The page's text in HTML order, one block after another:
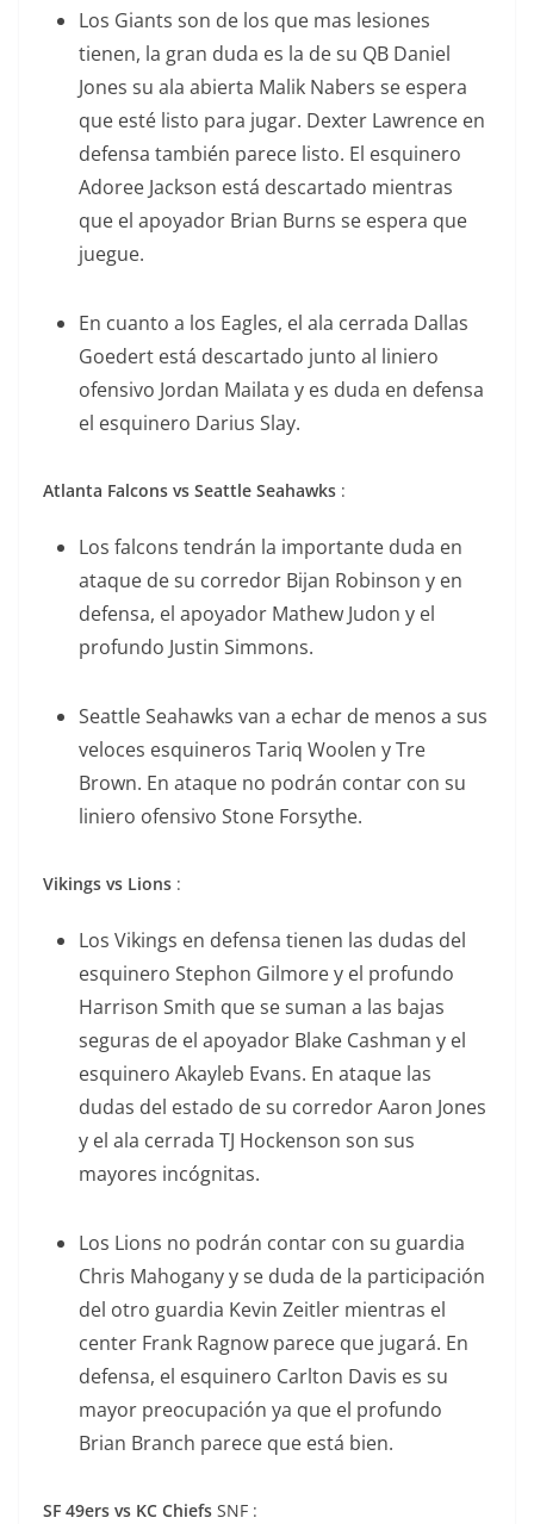
Los Giants son de los que mas lesiones
tienen, la gran duda es la de su QB Daniel
Jones su ala abierta Malik Nabers se espera
que esté listo para jugar. Dexter Lawrence en
defensa también parece listo. El esquinero
Adoree Jackson está descartado mientras
que el apoyador Brian Burns se espera que
juegue.
En cuanto a los Eagles, el ala cerrada Dallas
Goedert está descartado junto al liniero
ofensivo Jordan Mailata y es duda en defensa
el esquinero Darius Slay.
Atlanta Falcons vs Seattle Seahawks :
Los falcons tendrán la importante duda en
ataque de su corredor Bijan Robinson y en
defensa, el apoyador Mathew Judon y el
profundo Justin Simmons.
Seattle Seahawks van a echar de menos a sus
veloces esquineros Tariq Woolen y Tre
Brown. En ataque no podrán contar con su
liniero ofensivo Stone Forsythe.
Vikings vs Lions :
Los Vikings en defensa tienen las dudas del
esquinero Stephon Gilmore y el profundo
Harrison Smith que se suman a las bajas
seguras de el apoyador Blake Cashman y el
esquinero Akayleb Evans. En ataque las
dudas del estado de su corredor Aaron Jones
y el ala cerrada TJ Hockenson son sus
mayores incógnitas.
Los Lions no podrán contar con su guardia
Chris Mahogany y se duda de la participación
del otro guardia Kevin Zeitler mientras el
center Frank Ragnow parece que jugará. En
defensa, el esquinero Carlton Davis es su
mayor preocupación ya que el profundo
Brian Branch parece que está bien.
SF 49ers vs KC Chiefs SNF :